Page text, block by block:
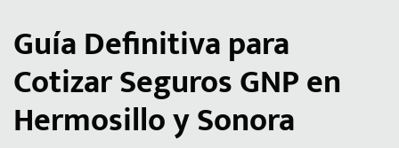
Guía Definitiva para
Cotizar Seguros GNP en
Hermosillo y Sonora